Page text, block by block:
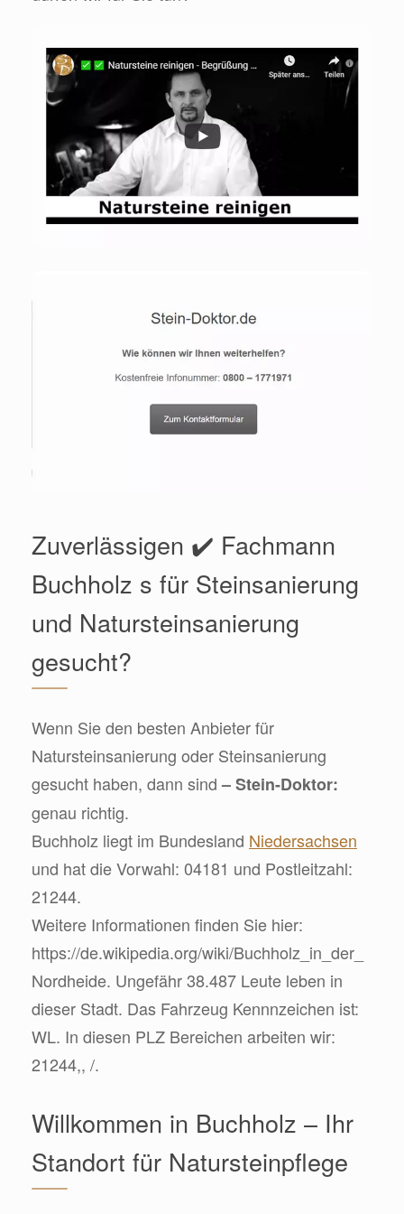
Zuverlässigen ✔️ Fachmann
Buchholz s für Steinsanierung
und Natursteinsanierung
gesucht?
Wenn Sie den besten Anbieter für
Natursteinsanierung oder Steinsanierung
gesucht haben, dann sind– Stein-Doktor:
genau richtig.
Buchholz liegt im Bundesland Niedersachsen
und hat die Vorwahl: 04181 und Postleitzahl:
21244.
Weitere Informationen finden Sie hier:
https://de.wikipedia.org/wiki/Buchholz_in_der_
Nordheide. Ungefähr 38.487 Leute leben in
dieser Stadt. Das Fahrzeug Kennnzeichen ist:
WL. In diesen PLZ Bereichen arbeiten wir:
21244,, /.
Willkommen in Buchholz – Ihr
Standort für Natursteinpflege